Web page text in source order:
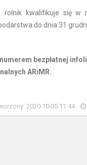
kwalifikuje się w
do dnia 31
bezpłatnej
ARiMR.
2020-10-05 11:44